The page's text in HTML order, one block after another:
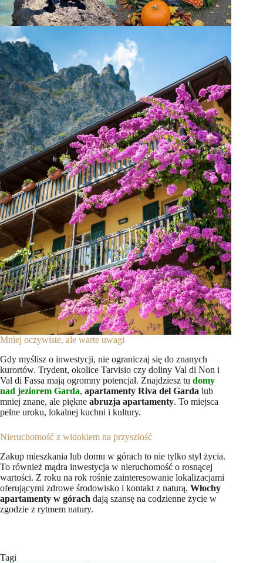
Mniej oczywiste, ale warte uwagi
Gdy myślisz o inwestycji, nie ograniczaj się do znanych
kurortów. Trydent, okolice Tarvisio czy doliny Val di Non i
Val di Fassa mają ogromny potencjał. Znajdziesz tu domy
nad jeziorem Garda, apartamenty Riva del Garda lub
mniej znane, ale piękne abruzja apartamenty. To miejsca
pełne uroku, lokalnej kuchni i kultury.
Nieruchomość z widokiem na przyszłość
Zakup mieszkania lub domu w górach to nie tylko styl życia.
To również mądra inwestycja w nieruchomość o rosnącej
wartości. Z roku na rok rośnie zainteresowanie lokalizacjami
oferującymi zdrowe środowisko i kontakt z naturą. Włochy
apartamenty w górach dają szansę na codzienne życie w
zgodzie z rytmem natury.
Tagi